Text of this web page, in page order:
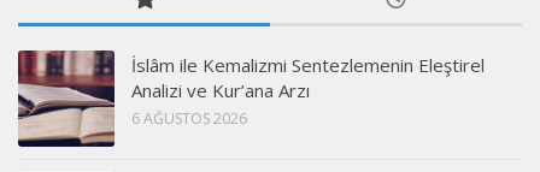
İslâm ile Kemalizmi Sentezlemenin Eleştirel
Analizi ve Kur’ana Arzı
6 AĞUSTOS 2026